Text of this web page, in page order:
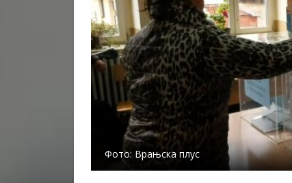
Фото: Врањска плус